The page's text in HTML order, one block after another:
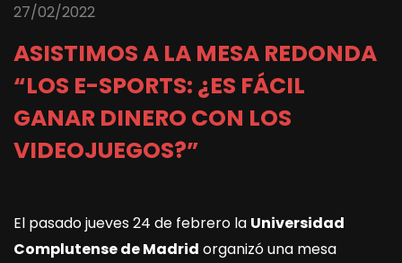
27/02/2022
ASISTIMOS A LA MESA REDONDA
“LOS E-SPORTS: ¿ES FÁCIL
GANAR DINERO CON LOS
VIDEOJUEGOS?”
El pasado jueves 24 de febrero la Universidad
Complutense de Madrid organizó una mesa